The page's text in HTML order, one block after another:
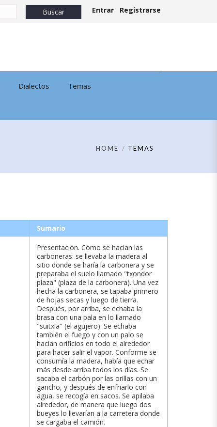
Entrar Registrarse
Dialectos Temas
HOME TEMAS
Sumario
Presentación. Cómo se hacían las
carboneras: se llevaba la madera al
sitio donde se haría la carbonera y se
preparaba el suelo llamado "txondor
plaza" (plaza de la carbonera). Una vez
hecha la carbonera, se tapaba primero
de hojas secas y luego de tierra.
Después, por arriba, se echaba la
brasa con una pala en lo llamado
"suitxia" (el agujero). Se echaba
también el fuego y con un palo se
hacían orificios en todo el alrededor
para hacer salir el vapor. Conforme se
consumía la madera, había que echar
más desde arriba todos los días. Se
sacaba el carbón por las orillas con un
gancho, y después de enfriarlo con
agua, se recogía en sacos. Se apilaba
alrededor, de manera que luego dos
bueyes lo llevarían a la carretera donde
se cargaba el camión.